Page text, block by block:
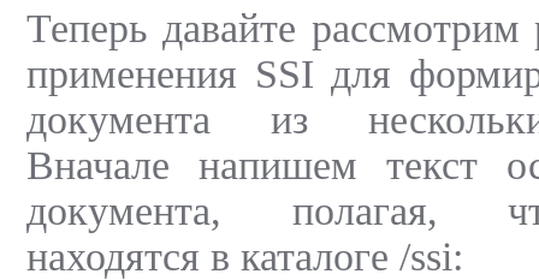
Теперь давайте
применения SSI для
документа из
Вначале напишем текст
документа, полагая,
находятся в каталоге /ssi: